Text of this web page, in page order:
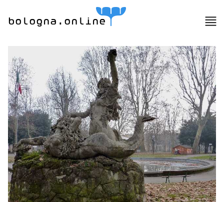
bologna.online